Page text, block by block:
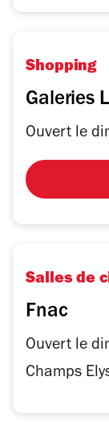
Shopping
Galeries
Ouvert le
Salles de
Fnac
Ouvert le
Champs